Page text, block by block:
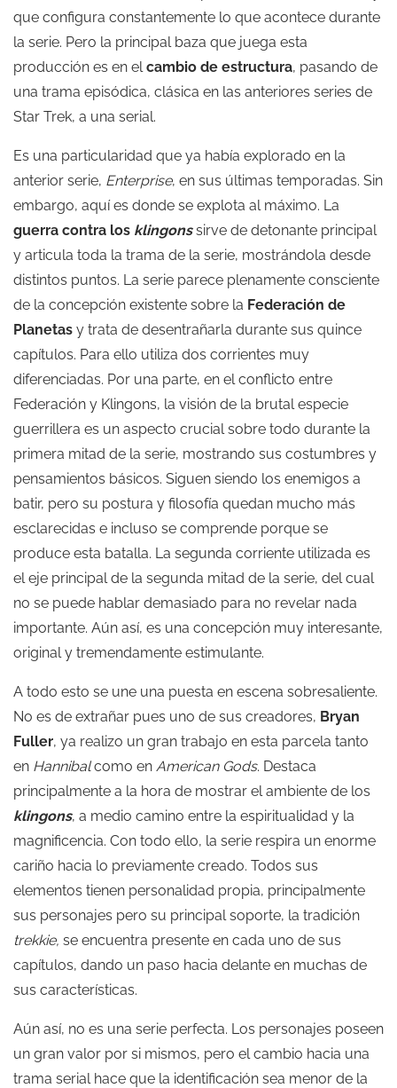
que configura constantemente lo que acontece durante
la serie. Pero la principal baza que juega esta
producción es en el cambio de estructura, pasando de
una trama episódica, clásica en las anteriores series de
Star Trek, a una serial.
Es una particularidad que ya había explorado en la
anterior serie, Enterprise, en sus últimas temporadas. Sin
embargo, aquí es donde se explota al máximo. La
guerra contra los klingonssirve de detonante principal
y articula toda la trama de la serie, mostrándola desde
distintos puntos. La serie parece plenamente consciente
de la concepción existente sobre la Federación de
Planetas y trata de desentrañarla durante sus quince
capítulos. Para ello utiliza dos corrientes muy
diferenciadas. Por una parte, en el conflicto entre
Federación y Klingons, la visión de la brutal especie
guerrillera es un aspecto crucial sobre todo durante la
primera mitad de la serie, mostrando sus costumbres y
pensamientos básicos. Siguen siendo los enemigos a
batir, pero su postura y filosofía quedan mucho más
esclarecidas e incluso se comprende porque se
produce esta batalla. La segunda corriente utilizada es
el eje principal de la segunda mitad de la serie, del cual
no se puede hablar demasiado para no revelar nada
importante. Aún así, es una concepción muy interesante,
original y tremendamente estimulante.
A todo esto se une una puesta en escena sobresaliente.
No es de extrañar pues uno de sus creadores, Bryan
Fuller, ya realizo un gran trabajo en esta parcela tanto
en Hannibalcomo en American Gods. Destaca
principalmente a la hora de mostrar el ambiente de los
klingons, a medio camino entre la espiritualidad y la
magnificencia. Con todo ello, la serie respira un enorme
cariño hacia lo previamente creado. Todos sus
elementos tienen personalidad propia, principalmente
sus personajes pero su principal soporte, la tradición
trekkie, se encuentra presente en cada uno de sus
capítulos, dando un paso hacia delante en muchas de
sus características.
Aún así, no es una serie perfecta. Los personajes poseen
un gran valor por si mismos, pero el cambio hacia una
trama serial hace que la identificación sea menor de la